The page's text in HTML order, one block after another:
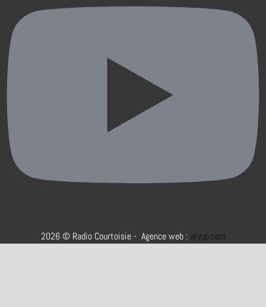
2026 © Radio Courtoisie - Agence web : aryup.com